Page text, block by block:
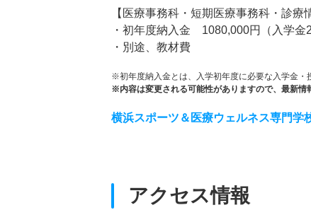
【医療事務科・短期医療事務科・診療
・初年度納入金 1080,000円（入学金
・別途、教材費
※初年度納入金とは、入学初年度に必要な入学金・
※内容は変更される可能性がありますので、最新情
横浜スポーツ＆医療ウェルネス専門学
アクセス情報